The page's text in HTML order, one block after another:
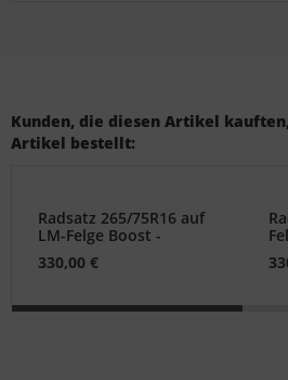
Kunden, die diesen Artikel
Artikel bestellt:
Radsatz 265/75R16 auf
LM-Felge Boost -
Defender
330,00 €